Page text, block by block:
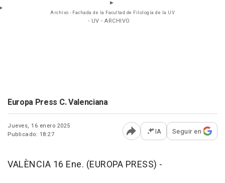
Archivo - Fachada de la Facultad de Filología de la UV
- UV - ARCHIVO
Europa Press C. Valenciana
Jueves, 16 enero 2025
Publicado: 18:27
Abrir opciones para
IA Seguir en
VALÈNCIA 16 Ene. (EUROPA PRESS) -